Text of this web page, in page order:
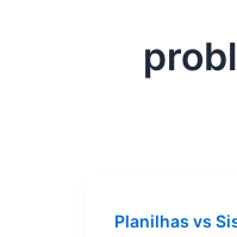
Planilhas vs